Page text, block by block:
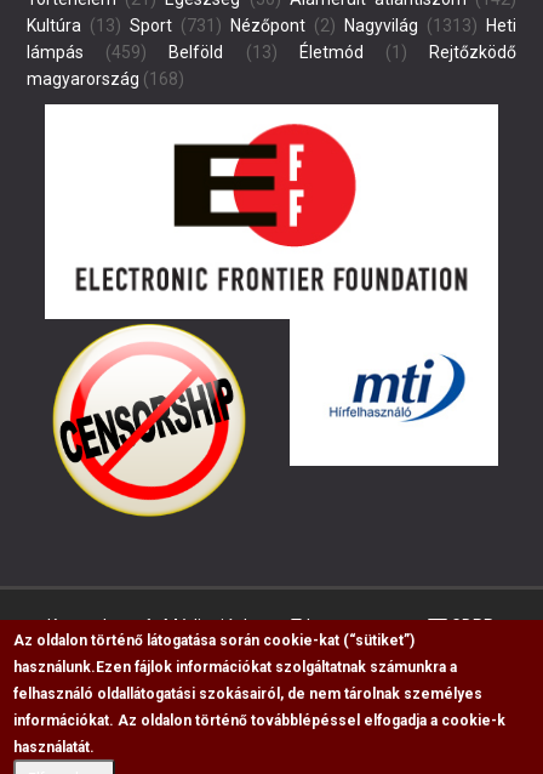
Kultúra (13) Sport (731) Nézőpont (2) Nagyvilág (1313)
Heti
lámpás (459) Belföld (13) Életmód (1)
Rejtőzködő
magyarország (168)
Kapcsolat Médiaajánlat Impresszum GDPR
RSS
Copyright © 2009-2026, Flag Polgári Magazin saját
Az oldalon történő látogatása során cookie-kat (“sütiket”)
használunk. Ezen fájlok információkat szolgáltatnak számunkra a
felhasználó oldallátogatási szokásairól, de nem tárolnak személyes
információkat. Az oldalon történő továbblépéssel elfogadja a cookie-k
használatát.